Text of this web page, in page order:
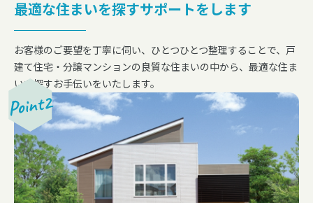
最適な住まいを探すサポートをします
お客様のご要望を丁寧に伺い、ひとつひとつ整理することで、戸
建て住宅・分譲マンションの良質な住まいの中から、最適な住ま
いを探すお手伝いをいたします。